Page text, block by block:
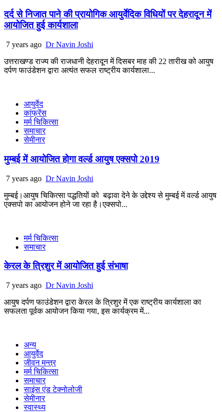
दर्द से निजात पाने की प्रायोगिक आयुर्वेदिक विधियों पर देहरादून में
आयोजित हुई कार्यशाला
7 years ago Dr Navin Joshi
उत्तराखण्ड राज्य की राजधानी देहरादून में दिसबर माह की 22 तारीख को आयुष
दर्पण फाउंडेशन द्वारा अत्यंत सफल राष्ट्रीय कार्यशाला...
आयुर्वेद
कांफ्रेंस
मर्म चिकित्सा
समाचार
सेमीनार
मुम्बई में आयोजित होगा वर्ल्ड आयुष एक्सपो 2019
7 years ago Dr Navin Joshi
मुम्बई।आयुष चिकित्सा पद्धतियों को बढ़ावा देने के उद्देश्य से मुम्बई में वर्ल्ड आयुष
एक्सपो का आयोजन होने जा रहा है।एक्सपो...
मर्म चिकित्सा
समाचार
केरल के त्रिशुर में आयोजित हुई संभाषा
7 years ago Dr Navin Joshi
आयुष दर्पण फाउंडेशन द्वारा केरल के त्रिशुर में एक राष्ट्रीय कार्यशाला का
सफलता पूर्वक आयोजन किया गया, इस कार्यक्रम में...
अन्य
आयुर्वेद
जीवन मन्त्र
मर्म चिकित्सा
समाचार
साइंस एंड टेक्नोलोजी
सेमीनार
स्वास्थ्य